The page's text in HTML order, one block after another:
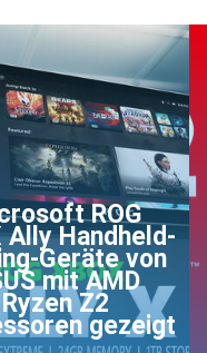
ROG
Ally Handheld-
Geräte von
mit AMD
Ryzen Z2
gezeigt